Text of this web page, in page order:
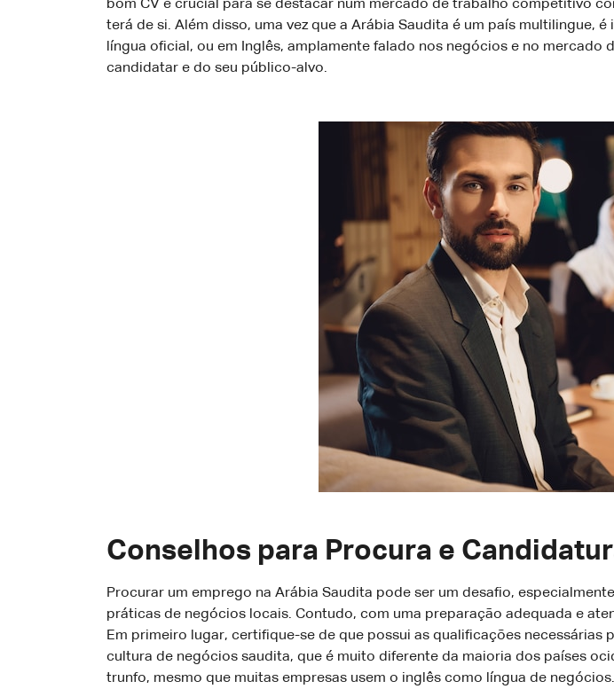
bom CV é crucial para se destacar num mercado de trabalho competitivo
terá de si. Além disso, uma vez que a Arábia Saudita é um país multilingue,
língua oficial, ou em Inglês, amplamente falado nos negócios e no
candidatar e do seu público-alvo.
Conselhos para Procura e
Procurar um emprego na Arábia Saudita pode ser um desafio,
práticas de negócios locais. Contudo, com uma preparação adequada e
Em primeiro lugar, certifique-se de que possui as qualificações
cultura de negócios saudita, que é muito diferente da maioria dos países
trunfo, mesmo que muitas empresas usem o inglês como língua de